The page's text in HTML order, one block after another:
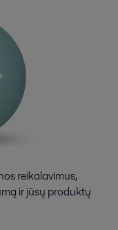
reikalavimus,
ir jūsų produktų